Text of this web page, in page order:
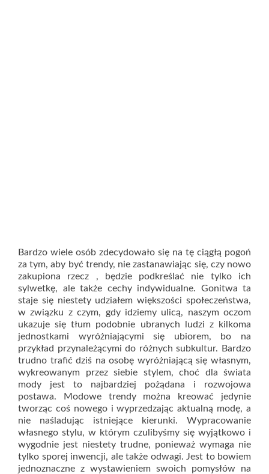
Bardzo wiele osób zdecydowało się na tę ciągłą pogoń
za tym, aby być trendy, nie zastanawiając się, czy nowo
zakupiona rzecz , będzie podkreślać nie tylko ich
sylwetkę, ale także cechy indywidualne. Gonitwa ta
staje się niestety udziałem większości społeczeństwa,
w związku z czym, gdy idziemy ulicą, naszym oczom
ukazuje się tłum podobnie ubranych ludzi z kilkoma
jednostkami wyróżniającymi się ubiorem, bo na
przykład przynależącymi do różnych subkultur. Bardzo
trudno trafić dziś na osobę wyróżniającą się własnym,
wykreowanym przez siebie stylem, choć dla świata
mody jest to najbardziej pożądana i rozwojowa
postawa. Modowe trendy można kreować jedynie
tworząc coś nowego i wyprzedzając aktualną modę, a
nie naśladując istniejące kierunki. Wypracowanie
własnego stylu, w którym czulibyśmy się wyjątkowo i
wygodnie jest niestety trudne, ponieważ wymaga nie
tylko sporej inwencji, ale także odwagi. Jest to bowiem
jednoznaczne z wystawieniem swoich pomysłów na